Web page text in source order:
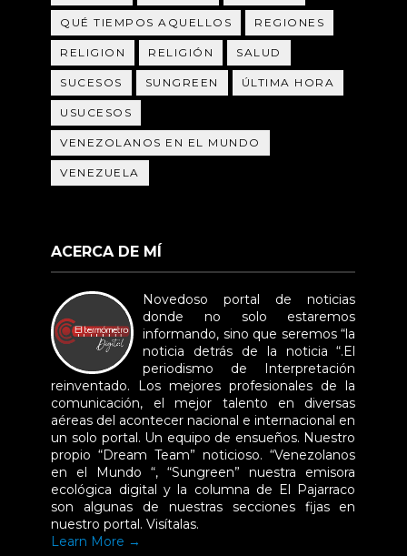
QUÉ TIEMPOS AQUELLOS REGIONES
RELIGION RELIGIÓN SALUD
SUCESOS SUNGREEN ÚLTIMA HORA
USUCESOS
VENEZOLANOS EN EL MUNDO
VENEZUELA
ACERCA DE MÍ
Novedoso portal de noticias
donde no solo estaremos
informando, sino que seremos “la
noticia detrás de la noticia “.El
periodismo de Interpretación
reinventado. Los mejores profesionales de la
comunicación, el mejor talento en diversas
aéreas del acontecer nacional e internacional en
un solo portal. Un equipo de ensueños. Nuestro
propio “Dream Team” noticioso. “Venezolanos
en el Mundo “, “Sungreen” nuestra emisora
ecológica digital y la columna de El Pajarraco
son algunas de nuestras secciones fijas en
nuestro portal. Visítalas.
Learn More →